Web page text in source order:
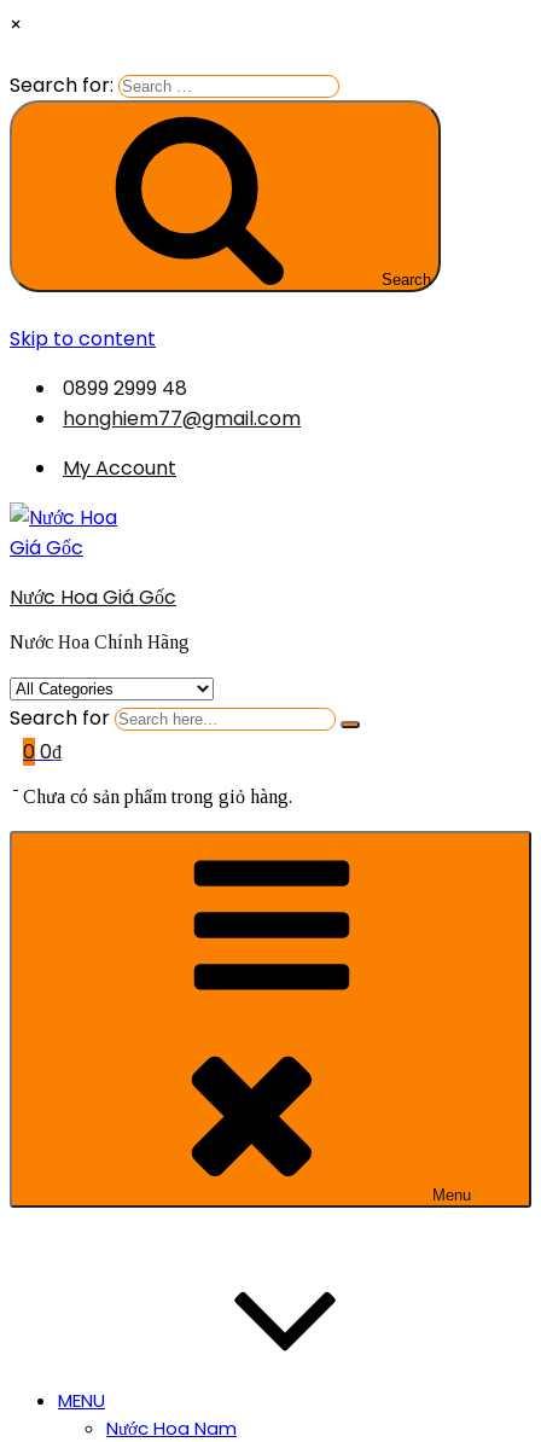
×
Search for:
Search
Skip to content
0899 2999 48
honghiem77@gmail.com
My Account
Nước Hoa Giá Gốc
Nước Hoa Chính Hãng
Search for
00₫
Chưa có sản phẩm trong giỏ hàng.
Menu
MENU
Nước Hoa Nam